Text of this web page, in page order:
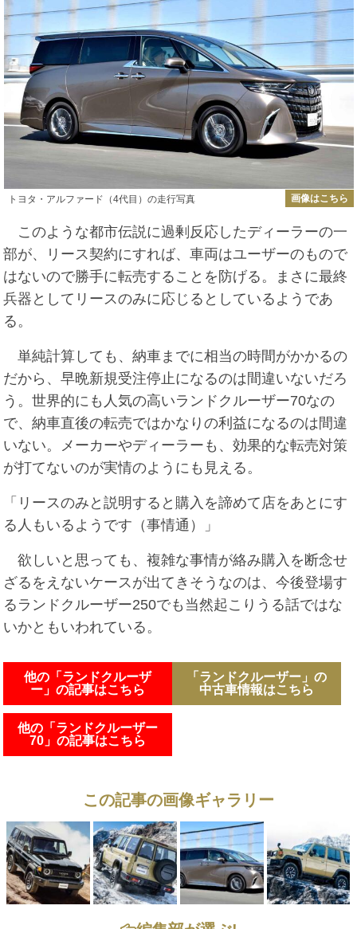
トヨタ・アルファード（4代目）の走行写真 画像はこちら
このような都市伝説に過剰反応したディーラーの一
部が、リース契約にすれば、車両はユーザーのもので
はないので勝手に転売することを防げる。まさに最終
兵器としてリースのみに応じるとしているようであ
る。
単純計算しても、納車までに相当の時間がかかるの
だから、早晩新規受注停止になるのは間違いないだろ
う。世界的にも人気の高いランドクルーザー70なの
で、納車直後の転売ではかなりの利益になるのは間違
いない。メーカーやディーラーも、効果的な転売対策
が打てないのが実情のようにも見える。
「リースのみと説明すると購入を諦めて店をあとにす
る人もいるようです（事情通）」
欲しいと思っても、複雑な事情が絡み購入を断念せ
ざるをえないケースが出てきそうなのは、今後登場す
るランドクルーザー250でも当然起こりうる話ではな
いかともいわれている。
他の「ランドクルーザ
ー」の記事はこちら
他の「ランドクルーザー
70」の記事はこちら
「ランドクルーザー」の
中古車情報はこちら
この記事の画像ギャラリー